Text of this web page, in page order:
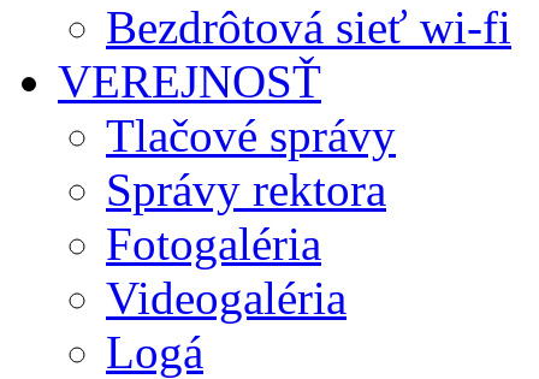
Bezdrôtová sieť wi-fi
VEREJNOSŤ
Tlačové správy
Správy rektora
Fotogaléria
Videogaléria
Logá